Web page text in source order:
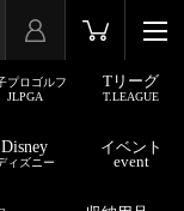
プロゴルフ
JLPGA
Tリーグ
T.LEAGUE
Disney
ィズニー
イベント
event